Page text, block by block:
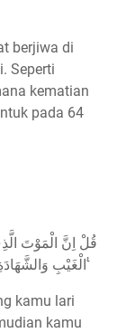
berjiwa di
Seperti
kematian
pada 64
قُلْ اِنَّ الْمَوْتَ
الْغَيْبِ وَالشَّهَادَةِ فَيُنَبِّئُكُمْ بِمَا كُنْتُمْ تَعْمَلُوْنَ ࣖ
kamu lari
kamu